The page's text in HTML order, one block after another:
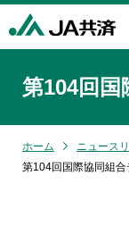
第104回国
ホーム ニュース
第104回国際協同組合